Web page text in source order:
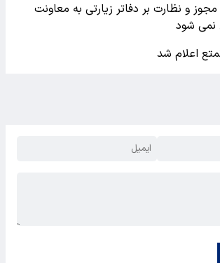
و نظارت بر دفاتر زیارتی به معاونت
نمی شود
اعلام شد